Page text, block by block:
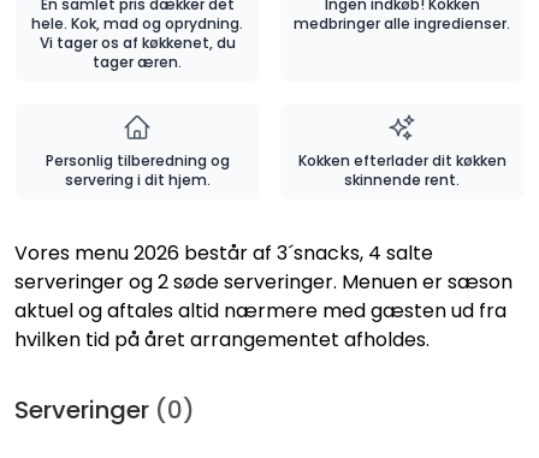
Én samlet pris dækker det
hele. Kok, mad og oprydning.
Vi tager os af køkkenet, du
tager æren.
Ingen indkøb! Kokken
medbringer alle ingredienser.
Personlig tilberedning og
servering i dit hjem.
Kokken efterlader dit køkken
skinnende rent.
Vores menu 2026 består af 3´snacks, 4 salte
serveringer og 2 søde serveringer. Menuen er sæson
aktuel og aftales altid nærmere med gæsten ud fra
hvilken tid på året arrangementet afholdes.
Serveringer (0)